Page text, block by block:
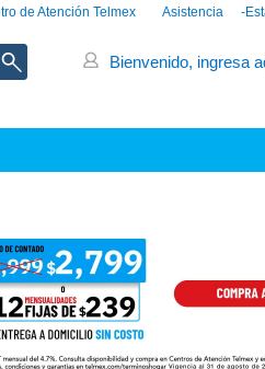
Asistencia
de Atención Telmex
Bienvenido, ingresa